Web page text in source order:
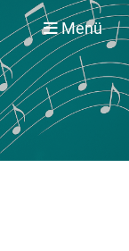
Menü